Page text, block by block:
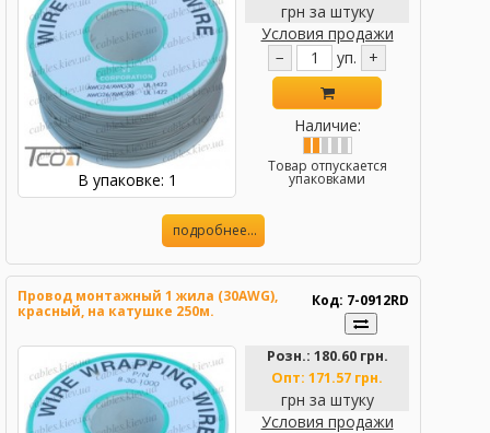
В упаковке: 1
грн за штуку
Условия продажи
−
уп. +
Наличие:
Товар отпускается
упаковками
подробнее...
Провод монтажный 1 жила (30AWG),
красный, на катушке 250м.
Код: 7-0912RD
Розн.: 180.60 грн.
Опт: 171.57 грн.
грн за штуку
Условия продажи